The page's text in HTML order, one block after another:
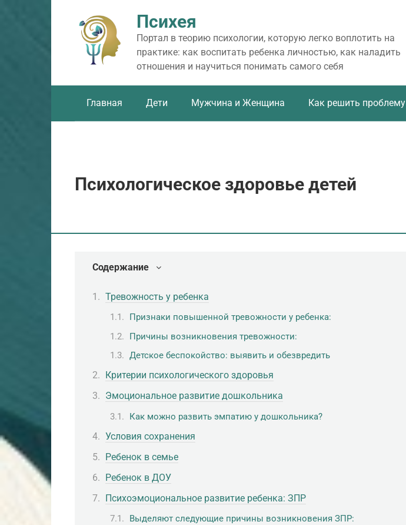
Психея
Портал в теорию психологии, которую легко воплотить на
практике: как воспитать ребенка личностью, как наладить
отношения и научиться понимать самого себя
Главная Дети Мужчина и Женщина Как решить проблему
Психологическое здоровье детей
Содержание
Тревожность у ребенка
Признаки повышенной тревожности у ребенка:
Причины возникновения тревожности:
Детское беспокойство: выявить и обезвредить
Критерии психологического здоровья
Эмоциональное развитие дошкольника
Как можно развить эмпатию у дошкольника?
Условия сохранения
Ребенок в семье
Ребенок в ДОУ
Психоэмоциональное развитие ребенка: ЗПР
Выделяют следующие причины возникновения ЗПР: